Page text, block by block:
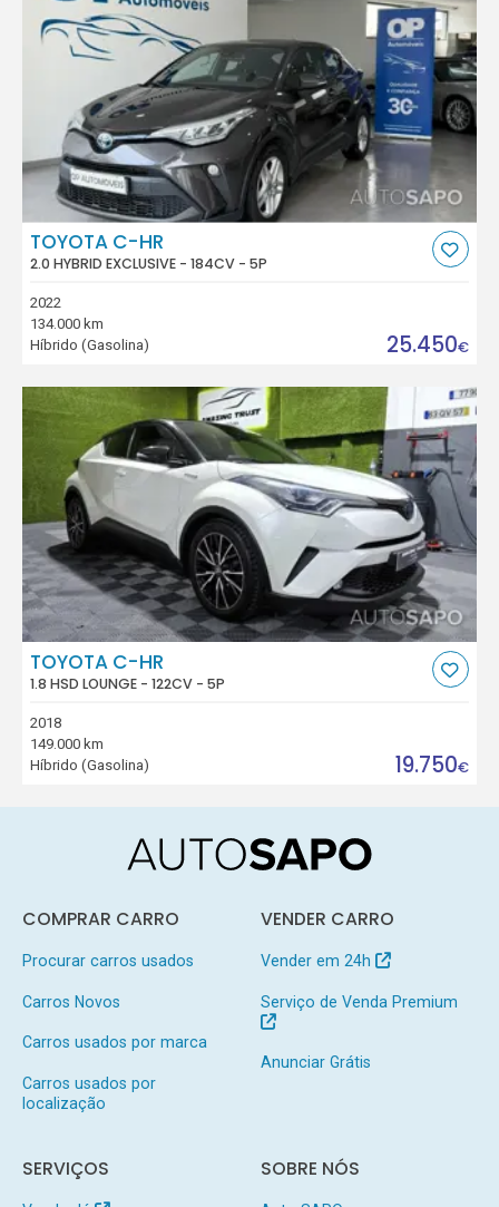
TOYOTA C-HR
2.0 HYBRID EXCLUSIVE - 184CV - 5P
2022
134.000 km
Híbrido (Gasolina)
25.450€
TOYOTA C-HR
1.8 HSD LOUNGE - 122CV - 5P
2018
149.000 km
Híbrido (Gasolina)
19.750€
COMPRAR CARRO
Procurar carros usados
Carros Novos
Carros usados por marca
Carros usados por
localização
VENDER CARRO
Vender em 24h
Serviço de Venda Premium
Anunciar Grátis
SERVIÇOS SOBRE NÓS